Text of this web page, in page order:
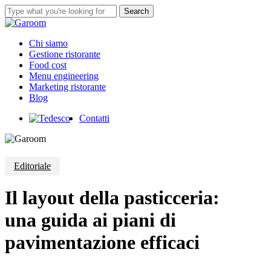
Skip
to
content
Search
Close
Menu
Chi siamo
Gestione ristorante
Food cost
Menu engineering
Marketing ristorante
Blog
Contatti
Editoriale
Il layout della pasticceria:
una guida ai piani di
pavimentazione efficaci